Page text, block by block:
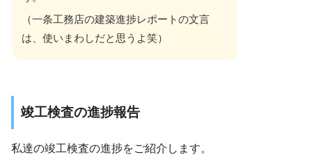
（一条工務店の建築進捗レポートの文言
は、使いまわしだと思うよ笑）
竣工検査の進捗報告
私達の竣工検査の進捗をご紹介します。